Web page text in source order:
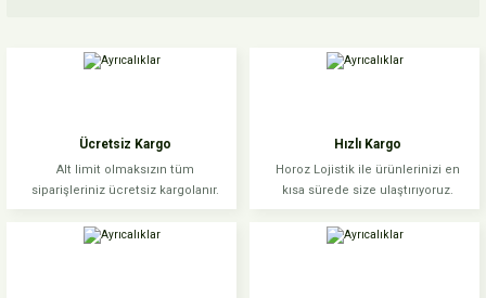
yetersiz gördüğünüz noktaları öneri formunu kullanarak tarafımıza
Ürün resmi kalitesiz, bozuk veya görüntülenemiyor.
Ürün açıklamasında eksik bilgiler bulunuyor.
Ürün bilgilerinde hatalar bulunuyor.
Ücretsiz Kargo
Alt limit olmaksızın tüm
siparişleriniz ücretsiz kargolanır.
Hızlı Kargo
Horoz Lojistik ile ürünlerinizi en
kısa sürede size ulaştırıyoruz.